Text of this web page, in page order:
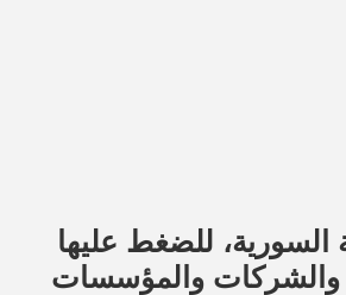
للضغط عليها
والشركات والمؤسسات